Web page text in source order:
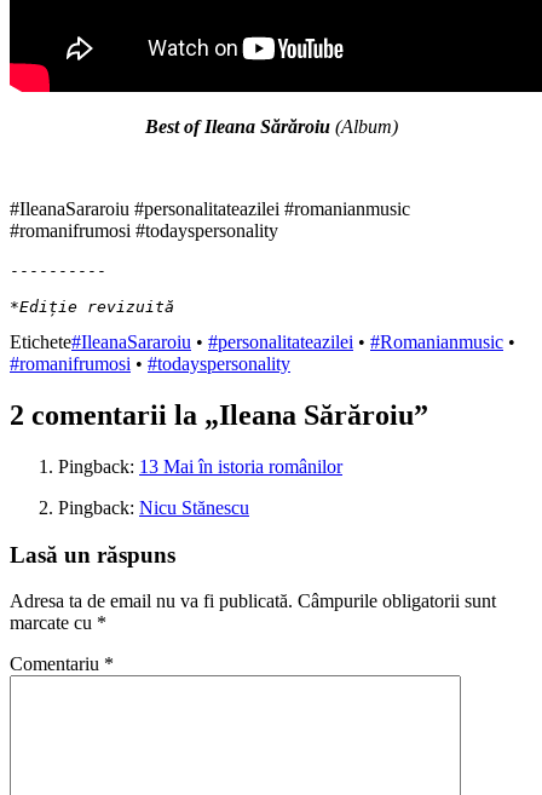
Best of Ileana Sărăroiu(Album)
#IleanaSararoiu #personalitateazilei #romanianmusic
#romanifrumosi #todayspersonality
----------
*Ediție revizuită
Etichete#IleanaSararoiu • #personalitateazilei • #Romanianmusic •
#romanifrumosi • #todayspersonality
2 comentarii la „Ileana Sărăroiu”
Pingback: 13 Mai în istoria românilor
Pingback: Nicu Stănescu
Lasă un răspuns
Adresa ta de email nu va fi publicată. Câmpurile obligatorii sunt
marcate cu *
Comentariu *